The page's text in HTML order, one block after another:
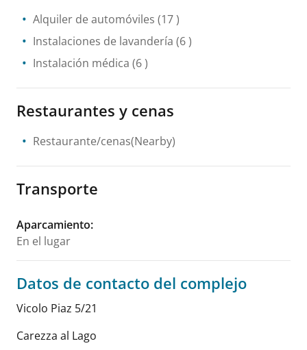
Alquiler de automóviles (17 )
Instalaciones de lavandería (6 )
Instalación médica (6 )
Restaurantes y cenas
Restaurante/cenas(Nearby)
Transporte
Aparcamiento:
En el lugar
Datos de contacto del complejo
Vicolo Piaz 5/21
Carezza al Lago